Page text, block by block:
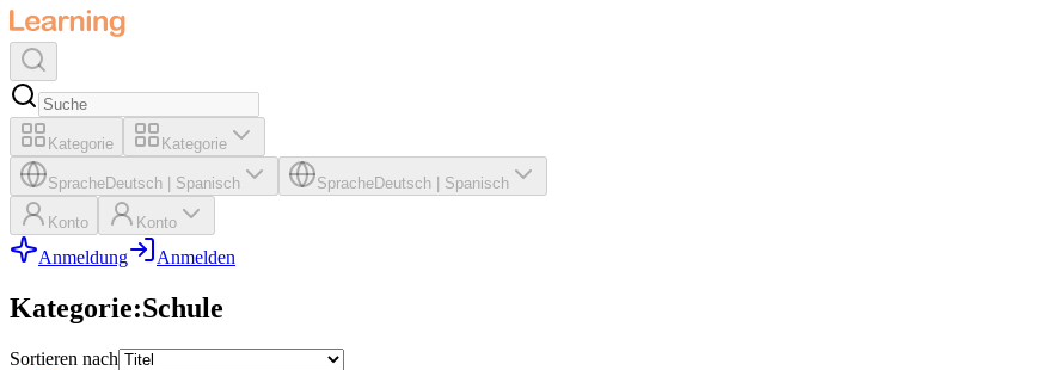
Kategorie Kategorie
SpracheDeutsch Spanisch SpracheDeutsch Spanisch
Konto Konto
Anmeldung Anmelden
Kategorie:Schule
Sortieren nach